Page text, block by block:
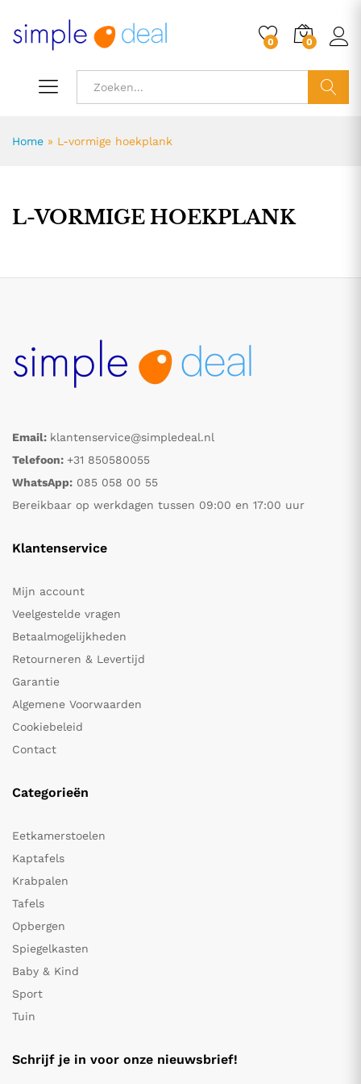
0 0
Home » L-vormige hoekplank
L-VORMIGE HOEKPLANK
Email: klantenservice@simpledeal.nl
Telefoon: +31 850580055
WhatsApp: 085 058 00 55
Bereikbaar op werkdagen tussen 09:00 en 17:00 uur
Klantenservice
Mijn account
Veelgestelde vragen
Betaalmogelijkheden
Retourneren & Levertijd
Garantie
Algemene Voorwaarden
Cookiebeleid
Contact
Categorieën
Eetkamerstoelen
Kaptafels
Krabpalen
Tafels
Opbergen
Spiegelkasten
Baby & Kind
Sport
Tuin
Schrijf je in voor onze nieuwsbrief!